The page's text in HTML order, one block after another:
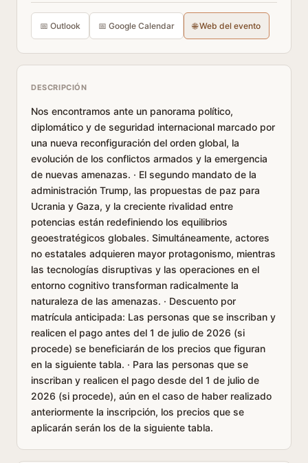
📅 Outlook 📅 Google Calendar 🌐 Web del evento
DESCRIPCIÓN
Nos encontramos ante un panorama político,
diplomático y de seguridad internacional marcado por
una nueva reconfiguración del orden global, la
evolución de los conflictos armados y la emergencia
de nuevas amenazas. · El segundo mandato de la
administración Trump, las propuestas de paz para
Ucrania y Gaza, y la creciente rivalidad entre
potencias están redefiniendo los equilibrios
geoestratégicos globales. Simultáneamente, actores
no estatales adquieren mayor protagonismo, mientras
las tecnologías disruptivas y las operaciones en el
entorno cognitivo transforman radicalmente la
naturaleza de las amenazas. · Descuento por
matrícula anticipada: Las personas que se inscriban y
realicen el pago antes del 1 de julio de 2026 (si
procede) se beneficiarán de los precios que figuran
en la siguiente tabla. · Para las personas que se
inscriban y realicen el pago desde del 1 de julio de
2026 (si procede), aún en el caso de haber realizado
anteriormente la inscripción, los precios que se
aplicarán serán los de la siguiente tabla.